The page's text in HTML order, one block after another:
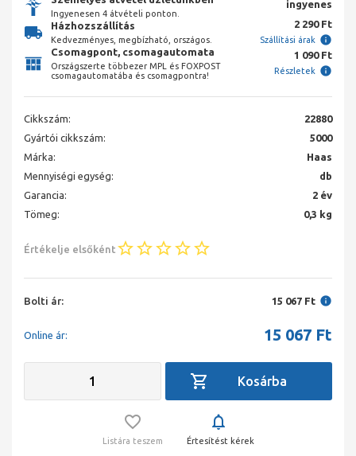
Ingyenesen 4 átvételi ponton.
ingyenes
Házhozszállítás
Kedvezményes, megbízható, országos.
2 290 Ft
Szállítási árak
Csomagpont, csomagautomata
Országszerte többezer MPL és FOXPOST
csomagautomatába és csomagpontra!
1 090 Ft
Részletek
Cikkszám:
22880
Gyártói cikkszám:
5000
Márka:
Haas
Mennyiségi egység:
db
Garancia:
2 év
Tömeg:
0,3 kg
Értékelje elsőként
Bolti ár: 15 067 Ft
Online ár: 15 067 Ft
Listára teszem Értesítést kérek